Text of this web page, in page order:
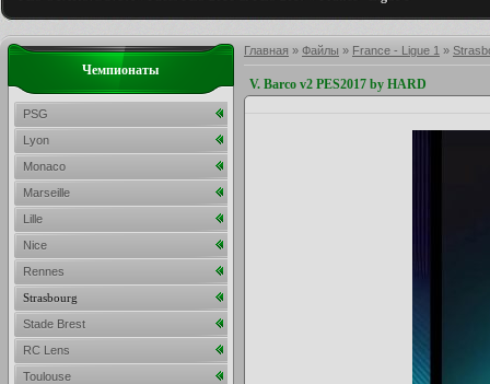
Главная » Файлы » France - Ligue 1 »
V. Barco v2 PES2017 by HARD
Чемпионаты
PSG
Lyon
Monaco
Marseille
Lille
Nice
Rennes
Strasbourg
Stade Brest
RC Lens
Toulouse